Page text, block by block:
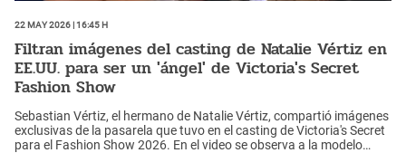
22 May 2026 | 16:45 h
Filtran imágenes del casting de Natalie Vértiz en
EE.UU. para ser un 'ángel' de Victoria's Secret
Fashion Show
Sebastian Vértiz, el hermano de Natalie Vértiz, compartió imágenes
exclusivas de la pasarela que tuvo en el casting de Victoria's Secret
para el Fashion Show 2026. En el video se observa a la modelo